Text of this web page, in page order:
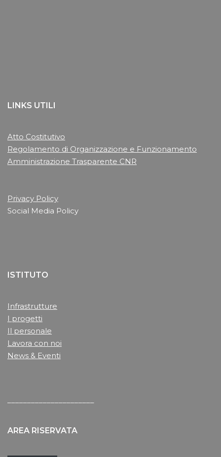
LINKS UTILI
Atto Costitutivo
Regolamento di Organizzazione e Funzionamento
Amministrazione Trasparente CNR
Privacy Policy
Social Media Policy
ISTITUTO
Infrastrutture
I progetti
Il personale
Lavora con noi
News & Eventi
AREA RISERVATA